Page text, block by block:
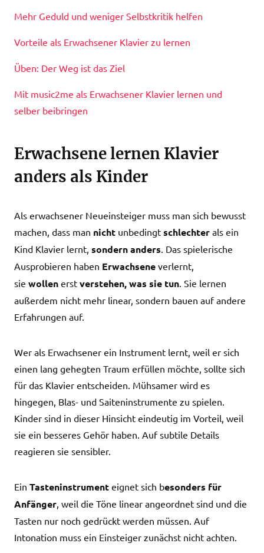
Mehr Geduld und weniger Selbstkritik helfen
Vorteile als Erwachsener Klavier zu lernen
Üben: Der Weg ist das Ziel
Mit music2me als Erwachsener Klavier lernen und
selber beibringen
Erwachsene lernen Klavier
anders als Kinder
Als erwachsener Neueinsteiger muss man sich bewusst
machen, dass man nicht unbedingt schlechter als ein
Kind Klavier lernt, sondern anders. Das spielerische
Ausprobieren haben Erwachsene verlernt,
sie wollen erst verstehen, was sie tun. Sie lernen
außerdem nicht mehr linear, sondern bauen auf andere
Erfahrungen auf.
Wer als Erwachsener ein Instrument lernt, weil er sich
einen lang gehegten Traum erfüllen möchte, sollte sich
für das Klavier entscheiden. Mühsamer wird es
hingegen, Blas- und Saiteninstrumente zu spielen.
Kinder sind in dieser Hinsicht eindeutig im Vorteil, weil
sie ein besseres Gehör haben. Auf subtile Details
reagieren sie sensibler.
Ein Tasteninstrument eignet sich besonders für
Anfänger, weil die Töne linear angeordnet sind und die
Tasten nur noch gedrückt werden müssen. Auf
Intonation muss ein Einsteiger zunächst nicht achten.